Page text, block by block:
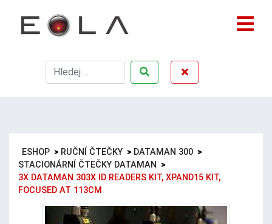
ESHOP > RUČNÍ ČTEČKY > DATAMAN 300 >
STACIONÁRNÍ ČTEČKY DATAMAN >
3X DATAMAN 303X ID READERS KIT, XPAND15 KIT,
FOCUSED AT 113CM